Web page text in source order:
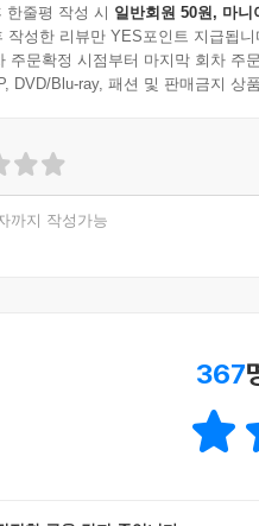
한줄평 작성 시 일반회원 50원, 마니
작성한 리뷰만 YES포인트 지급됩니
주문확정 시점부터 마지막 회차 주
DVD/Blu-ray, 패션 및 판매금지 상
까지 작성가능
367